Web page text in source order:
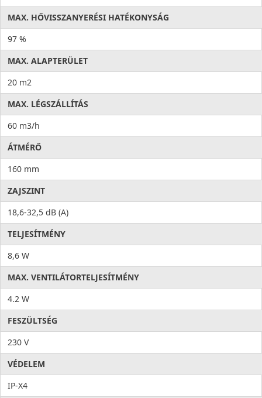
MAX. HŐVISSZANYERÉSI HATÉKONYSÁG
97 %
MAX. ALAPTERÜLET
20 m2
MAX. LÉGSZÁLLÍTÁS
60 m3/h
ÁTMÉRŐ
160 mm
ZAJSZINT
18,6-32,5 dB (A)
TELJESÍTMÉNY
8,6 W
MAX. VENTILÁTORTELJESÍTMÉNY
4.2 W
FESZÜLTSÉG
230 V
VÉDELEM
IP-X4